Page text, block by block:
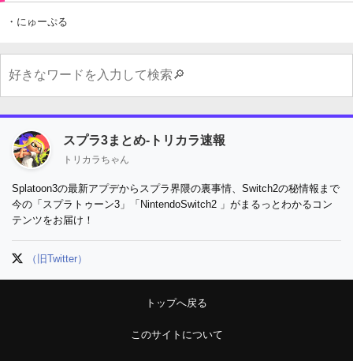
・にゅーぷる
スプラ3まとめ-トリカラ速報
トリカラちゃん
Splatoon3の最新アプデからスプラ界隈の裏事情、Switch2の秘情報まで
今の「スプラトゥーン3」「NintendoSwitch2 」がまるっとわかるコン
テンツをお届け！
（旧Twitter）
トップへ戻る
このサイトについて